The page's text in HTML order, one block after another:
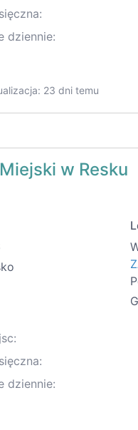
dziennie:
23 dni temu
w Resku
dziennie: